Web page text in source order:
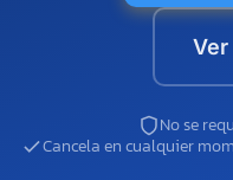
No se
Cancela en cualquier